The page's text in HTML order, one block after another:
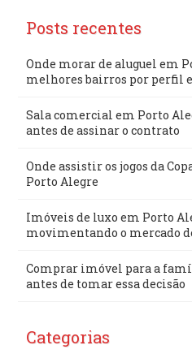
Posts recentes
Onde morar de aluguel em
melhores bairros por perfil
Sala comercial em Porto
antes de assinar o contrato
Onde assistir os jogos da
Porto Alegre
Imóveis de luxo em Porto
movimentando o mercado
Comprar imóvel para a
antes de tomar essa decisão
Categorias